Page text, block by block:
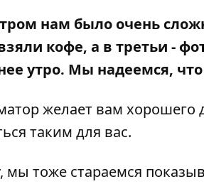
нам было очень
кофе, а в третьи -
утро. Мы надеемся,
желает вам хорошего
таким для вас.
мы тоже стараемся